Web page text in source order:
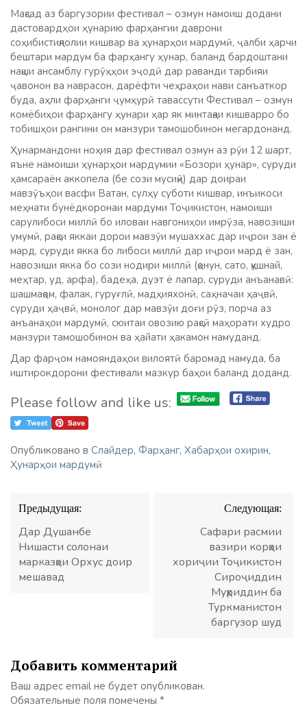
Мақсад аз баргузории фестивал – озмун намоиш додани
дастовардҳои ҳунарию фарҳангии даврони
соҳибистиқлолии кишвар ва ҳунарҳои мардумӣ, ҷалби ҳарчи
бештари мардум ба фарҳангу ҳунар, баланд бардоштани
нақши ансамблу гурӯҳҳои эҷодӣ дар раванди тарбияи
ҷавонон ва наврасон, дарёфти чеҳраҳои нави санъаткор
буда, аҳли фарҳанги ҷумҳурӣ тавассути Фестивал – озмун
комёбиҳои фарҳангу ҳунари ҳар як минтақаи кишварро бо
тобишҳои рангини он манзури тамошобинон мегардонанд.
Ҳунармандони ноҳия дар фестивал озмун аз рӯи 12 шарт,
яъне намоиши ҳунарҳои мардумии «Бозори ҳунар», суруди
ҳамсараён аккопела (бе сози мусиқӣ) дар доираи
мавзӯъҳои васфи Ватан, сулҳу суботи кишвар, инъикоси
меҳнати бунёдкоронаи мардуми Тоҷикистон, намоиши
сарулибоси миллӣ бо иловаи навгониҳои имрӯза, навозиши
умумӣ, рақси яккаи дорои мавзӯи мушаххас дар иҷрои зан ё
мард, суруди якка бо либоси миллӣ дар иҷрои мард ё зан,
навозиши якка бо сози нодири миллӣ (қонун, сато, қушнай,
меҳтар, уд, арфа), бадеҳа, дуэт ё лапар, суруди анъанавӣ:
шашмақом, фалак, гуруғлӣ, мадҳияхонӣ, саҳначаи ҳаҷвӣ,
суруди ҳаҷвӣ, монолог дар мавзӯи доғи рӯз, порча аз
анъанаҳои мардумӣ, сюитаи овозию рақсӣ маҳорати худро
манзури тамошобинон ва ҳайати ҳакамон намуданд.
Дар фарҷом намояндаҳои вилоятӣ баромад намуда, ба
иштирокдорони фестивали мазкур баҳои баланд доданд.
Please follow and like us:
Опубликовано в Слайдер, Фарҳанг, Хабарҳои охирин,
Ҳунарҳои мардумӣ
Навигация
по
записям
Предыдущая:
Дар Душанбе
Нишасти солонаи
марказҳои Орхус доир
мешавад
Следующая:
Сафари расмии
вазири корҳои
хориҷии Тоҷикистон
Сироҷиддин
Муҳриддин ба
Туркманистон
баргузор шуд
Добавить комментарий
Ваш адрес email не будет опубликован.
Обязательные поля помечены *